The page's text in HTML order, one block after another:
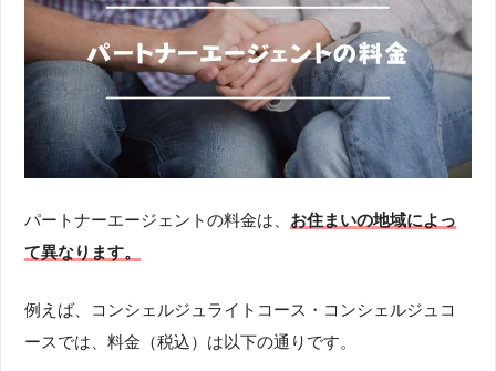
パートナーエージェントの料金は、 お住まいの地域によっ
て異なります。
例えば、コンシェルジュライトコース・コンシェルジュコ
ースでは、料金（税込）は以下の通りです。